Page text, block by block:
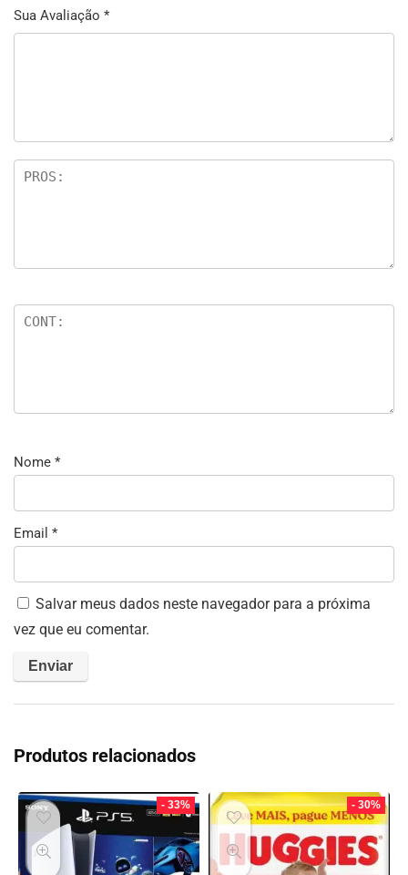
Sua Avaliação *
Nome *
Email *
Salvar meus dados neste navegador para a próxima
vez que eu comentar.
Produtos relacionados
- 33% - 30%